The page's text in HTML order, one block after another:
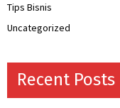
Tips Bisnis
Uncategorized
Recent Posts